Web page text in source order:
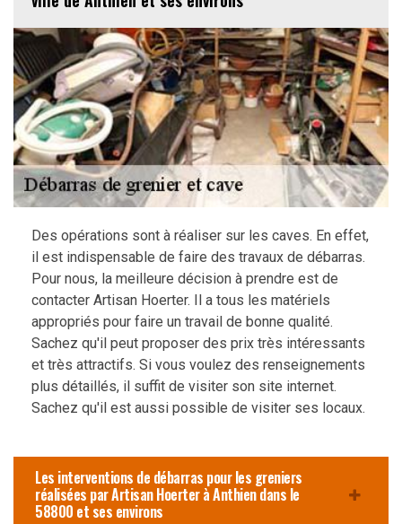
Des opérations sont à réaliser sur les caves. En effet,
il est indispensable de faire des travaux de débarras.
Pour nous, la meilleure décision à prendre est de
contacter Artisan Hoerter. Il a tous les matériels
appropriés pour faire un travail de bonne qualité.
Sachez qu'il peut proposer des prix très intéressants
et très attractifs. Si vous voulez des renseignements
plus détaillés, il suffit de visiter son site internet.
Sachez qu'il est aussi possible de visiter ses locaux.
Les interventions de débarras pour les greniers
réalisées par Artisan Hoerter à Anthien dans le
58800 et ses environs